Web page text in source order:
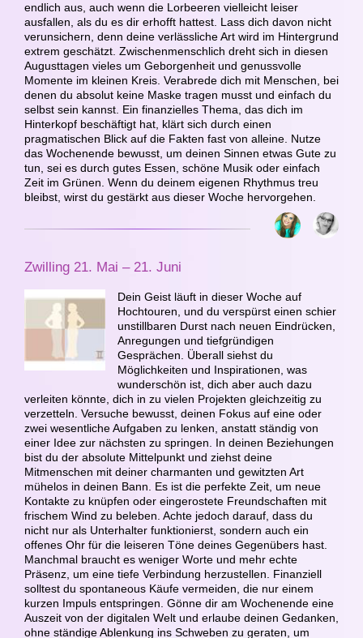
endlich aus, auch wenn die Lorbeeren vielleicht leiser
ausfallen, als du es dir erhofft hattest. Lass dich davon nicht
verunsichern, denn deine verlässliche Art wird im Hintergrund
extrem geschätzt. Zwischenmenschlich dreht sich in diesen
Augusttagen vieles um Geborgenheit und genussvolle
Momente im kleinen Kreis. Verabrede dich mit Menschen, bei
denen du absolut keine Maske tragen musst und einfach du
selbst sein kannst. Ein finanzielles Thema, das dich im
Hinterkopf beschäftigt hat, klärt sich durch einen
pragmatischen Blick auf die Fakten fast von alleine. Nutze
das Wochenende bewusst, um deinen Sinnen etwas Gute zu
tun, sei es durch gutes Essen, schöne Musik oder einfach
Zeit im Grünen. Wenn du deinem eigenen Rhythmus treu
bleibst, wirst du gestärkt aus dieser Woche hervorgehen.
Zwilling 21. Mai – 21. Juni
Dein Geist läuft in dieser Woche auf
Hochtouren, und du verspürst einen schier
unstillbaren Durst nach neuen Eindrücken,
Anregungen und tiefgründigen
Gesprächen. Überall siehst du
Möglichkeiten und Inspirationen, was
wunderschön ist, dich aber auch dazu
verleiten könnte, dich in zu vielen Projekten gleichzeitig zu
verzetteln. Versuche bewusst, deinen Fokus auf eine oder
zwei wesentliche Aufgaben zu lenken, anstatt ständig von
einer Idee zur nächsten zu springen. In deinen Beziehungen
bist du der absolute Mittelpunkt und ziehst deine
Mitmenschen mit deiner charmanten und gewitzten Art
mühelos in deinen Bann. Es ist die perfekte Zeit, um neue
Kontakte zu knüpfen oder eingerostete Freundschaften mit
frischem Wind zu beleben. Achte jedoch darauf, dass du
nicht nur als Unterhalter funktionierst, sondern auch ein
offenes Ohr für die leiseren Töne deines Gegenübers hast.
Manchmal braucht es weniger Worte und mehr echte
Präsenz, um eine tiefe Verbindung herzustellen. Finanziell
solltest du spontaneous Käufe vermeiden, die nur einem
kurzen Impuls entspringen. Gönne dir am Wochenende eine
Auszeit von der digitalen Welt und erlaube deinen Gedanken,
ohne ständige Ablenkung ins Schweben zu geraten, um